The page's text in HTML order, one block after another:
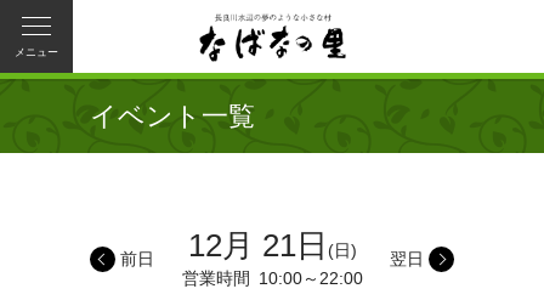
メニュー
イベント一覧
12月 21日 (日)
営業時間
10:00～22:00
前日 翌日